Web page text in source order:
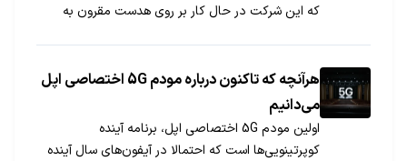
که این شرکت در حال کار بر روی هدست مقرون به
هرآنچه که تاکنون درباره مودم 5G اختصاصی اپل
می‌دانیم
اولین مودم 5G اختصاصی اپل، برنامه آینده
کوپرتینویی‌ها است که احتمالا در آیفون‌های سال آینده